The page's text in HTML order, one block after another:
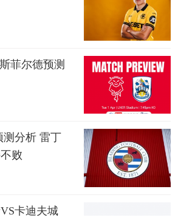
菲尔德预测
测分析 雷丁
败
卡迪夫城